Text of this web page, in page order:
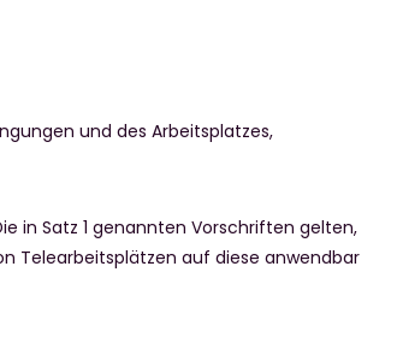
und des Arbeitsplatzes,
in Satz 1 genannten Vorschriften gelten,
Telearbeitsplätzen auf diese anwendbar